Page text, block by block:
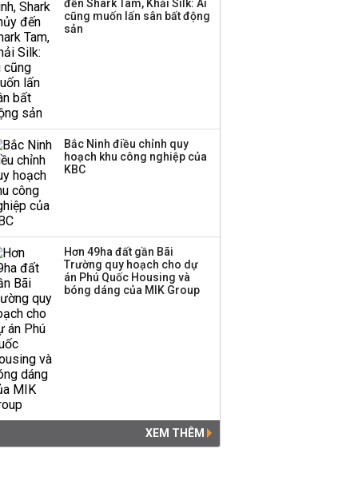
Thị trường thường
đến Shark Tam, Khải Silk: Ai
cũng muốn lấn sân bất động
sản
Bắc Ninh điều chỉnh quy
hoạch khu công nghiệp của
KBC
Hơn 49ha đất gần Bãi
Trường quy hoạch cho dự
án Phú Quốc Housing và
bóng dáng của MIK Group
XEM THÊM